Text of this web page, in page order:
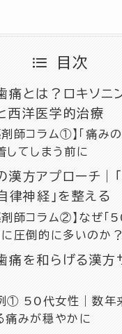
目次
痛とは？ロキソニ
西洋医学的治療
剤師コラム①】「痛み
してしまう前に
漢方アプローチ｜
律神経」を整える
剤師コラム②】なぜ
に圧倒的に多いのか？
痛を和らげる漢方
① 50代女性｜数年
痛みが穏やかに